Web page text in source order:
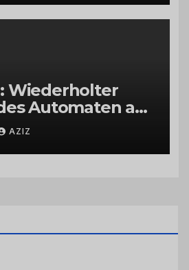
Wiederholter
Automaten am
in
am Labachweg
AZIZ